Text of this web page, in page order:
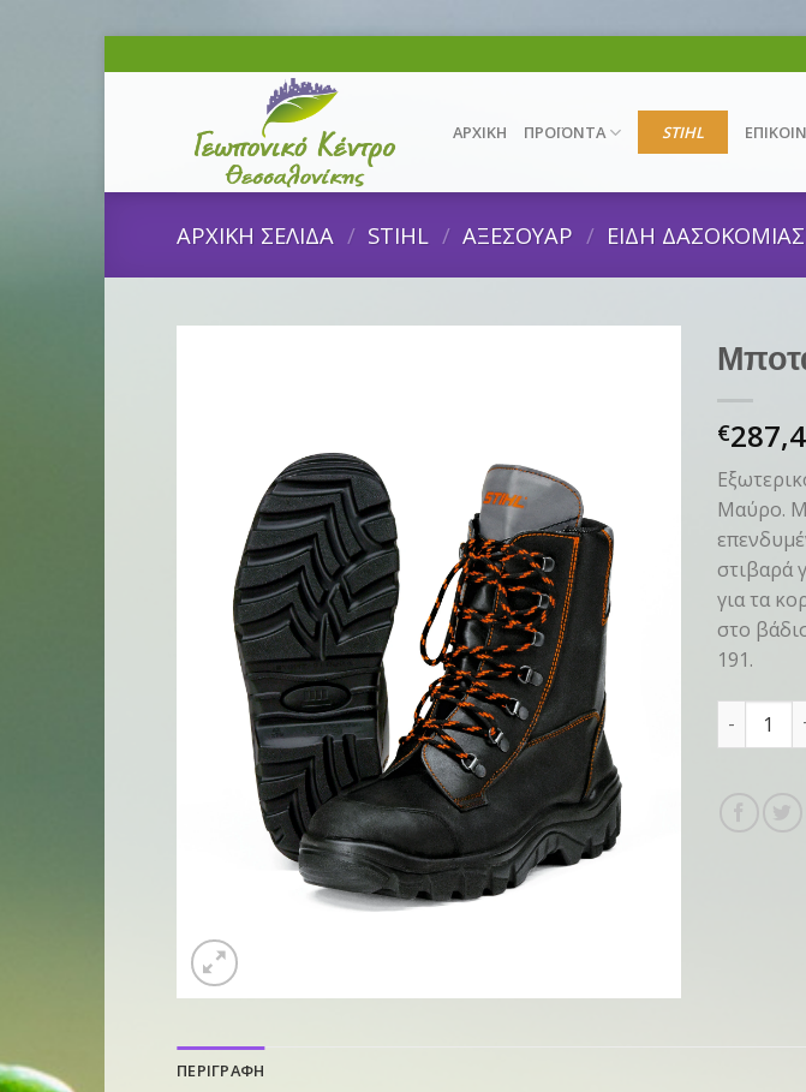
to
ΑΡΧΙΚΗ ΠΡΟΪΟΝΤΑ STIHL
ΑΡΧΙΚΗ ΣΕΛΙΔΑ / STIHL / ΑΞΕΣΟΥΑΡ / ΕΙΔΗ ΔΑΣΟΚΟΜΙΑΣ
€
Μαύρο.
στιβαρά
για τα
στο
191.
ΠΕΡΙΓΡΑΦΗ